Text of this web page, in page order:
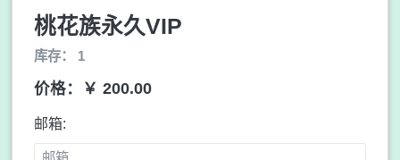
桃花族永久VIP
库存： 1
价格：￥ 200.00
邮箱: